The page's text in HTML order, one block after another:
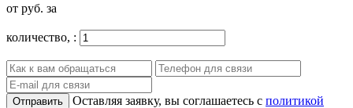
от руб. за
количество, :
Отправить Оставляя заявку, вы соглашаетесь с политикой